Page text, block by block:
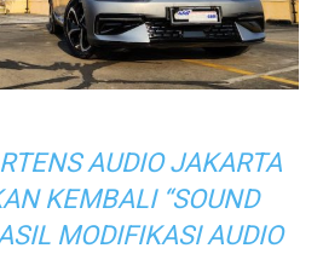
AUDIO JAKARTA
KEMBALI “SOUND
MODIFIKASI AUDIO